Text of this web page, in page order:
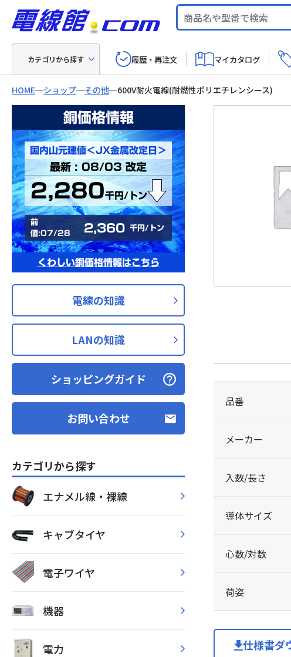
カテゴリから探す 履歴・再注文 マイカタログ
HOME ショップ その他 600V耐火電線(耐燃性ポリエチレンシース)
銅価格情報
国内山元建値＜JX金属改定日＞
最新 : 08/03 改定
2,280千円/トン
前
値:07/28
2,360 千円/トン
くわしい銅価格情報はこちら
電線の知識
LANの知識
ショッピングガイド
お問い合わせ
カテゴリから探す
エナメル線・裸線
キャブタイヤ
電子ワイヤ
機器
電力
品番
メーカー
入数/長さ
導体サイズ
心数/対数
荷姿
仕様書ダ